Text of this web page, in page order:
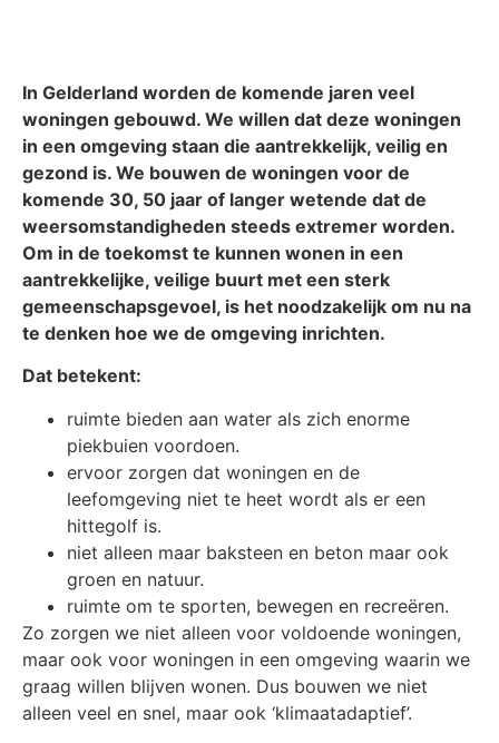
In Gelderland worden de komende jaren veel
woningen gebouwd. We willen dat deze woningen
in een omgeving staan die aantrekkelijk, veilig en
gezond is. We bouwen de woningen voor de
komende 30, 50 jaar of langer wetende dat de
weersomstandigheden steeds extremer worden.
Om in de toekomst te kunnen wonen in een
aantrekkelijke, veilige buurt met een sterk
gemeenschapsgevoel, is het noodzakelijk om nu na
te denken hoe we de omgeving inrichten.
Dat betekent:
ruimte bieden aan water als zich enorme
piekbuien voordoen.
ervoor zorgen dat woningen en de
leefomgeving niet te heet wordt als er een
hittegolf is.
niet alleen maar baksteen en beton maar ook
groen en natuur.
ruimte om te sporten, bewegen en recreëren.
Zo zorgen we niet alleen voor voldoende woningen,
maar ook voor woningen in een omgeving waarin we
graag willen blijven wonen. Dus bouwen we niet
alleen veel en snel, maar ook ‘klimaatadaptief’.